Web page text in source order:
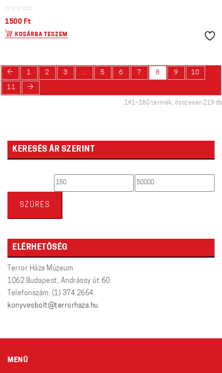
1500 Ft
KOSÁRBA TESZEM
← 1 2 3 … 5 6 7 8 9 10
11 →
141–160 termék, összesen 219 db
KERESÉS ÁR SZERINT
Min Max
SZŰRÉS
ELÉRHETŐSÉG
Terror Háza Múzeum
1062 Budapest, Andrássy út 60.
Telefonszám: (1) 374 2664
konyvesbolt@terrorhaza.hu
MENÜ